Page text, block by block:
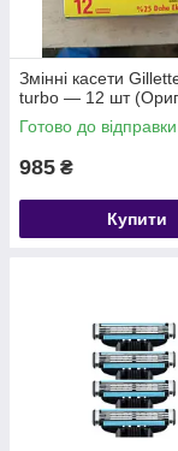
Змінні касети
turbo — 12 шт
Готово до відправки
985 ₴
Купити